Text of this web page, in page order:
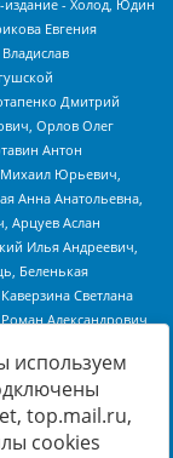
reestr-
на22.03.2024
используем
top.mail.ru,
cookies